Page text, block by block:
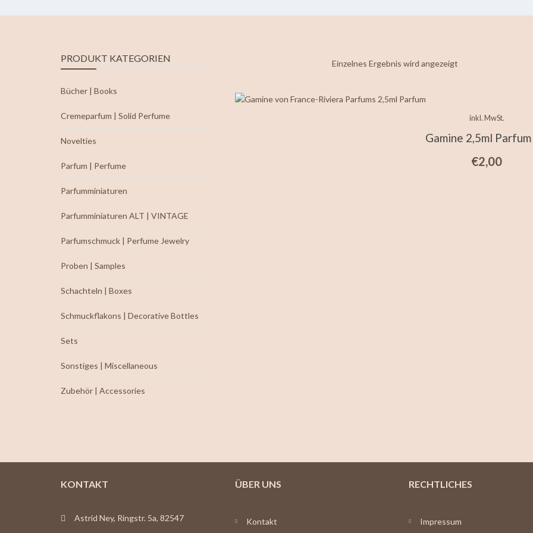
Einzelnes Ergebnis wird angezeigt
inkl. MwSt.
Gamine 2,5ml
€2,00
PRODUKT KATEGORIEN
Bücher | Books
Cremeparfum | Solid Perfume
Novelties
Parfum | Perfume
Parfumminiaturen
Parfumminiaturen ALT | VINTAGE
Parfumschmuck | Perfume Jewelry
Proben | Samples
Schachteln | Boxes
Schmuckflakons | Decorative Bottles
Sets
Sonstiges | Miscellaneous
Zubehör | Accessories
KONTAKT
Astrid Ney, Ringstr. 5a, 82547
ÜBER UNS
Kontakt
RECHTLICHES
Impressum